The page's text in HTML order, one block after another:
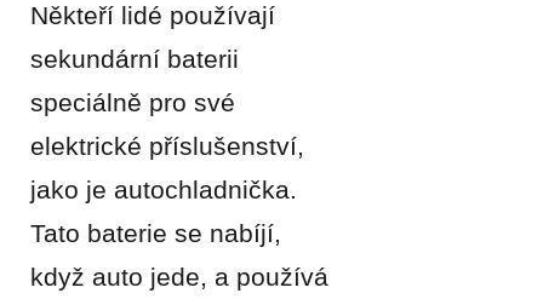
Někteří lidé používají
sekundární baterii
speciálně pro své
elektrické příslušenství,
jako je autochladnička.
Tato baterie se nabíjí,
když auto jede, a používá